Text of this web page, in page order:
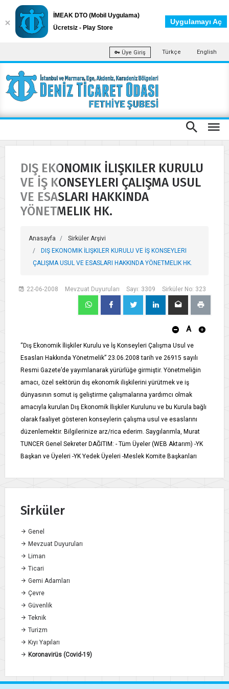
Üye Giriş Türkçe English
DIŞ EKONOMIK İLIŞKILER KURULU
VE İŞ KONSEYLERI ÇALIŞMA USUL
VE ESASLARI HAKKINDA
YÖNETMELIK HK.
Anasayfa
Sirküler Arşivi
DIŞ EKONOMIK İLIŞKILER KURULU VE İŞ KONSEYLERI
ÇALIŞMA USUL VE ESASLARI HAKKINDA YÖNETMELIK HK.
22-06-2008 Mevzuat Duyuruları Sayı: 3309 Sirküler No: 323
A
“Dış Ekonomik İlişkiler Kurulu ve İş Konseyleri Çalışma Usul ve
Esasları Hakkında Yönetmelik” 23.06.2008 tarih ve 26915 sayılı
Resmi Gazete’de yayımlanarak yürürlüğe girmiştir. Yönetmeliğin
amacı, özel sektörün dış ekonomik ilişkilerini yürütmek ve iş
dünyasının somut iş geliştirme çalışmalarına yardımcı olmak
amacıyla kurulan Dış Ekonomik İlişkiler Kurulunu ve bu Kurula bağlı
olarak faaliyet gösteren konseylerin çalışma usul ve esaslarını
düzenlemektir. Bilgilerinize arz/rica ederim. Saygılarımla, Murat
TUNCER Genel Sekreter DAĞITIM: - Tüm Üyeler (WEB Aktarım) -YK
Başkan ve Üyeleri -YK Yedek Üyeleri -Meslek Komite Başkanları
Sirküler
Genel
Mevzuat Duyuruları
Liman
Ticari
Gemi Adamları
Çevre
Güvenlik
Teknik
Turizm
Kıyı Yapıları
Koronavirüs (Covid-19)
İMEAK DTO (Mobil Uygulama)
Ücretsiz - Play Store
Uygulamayı Aç